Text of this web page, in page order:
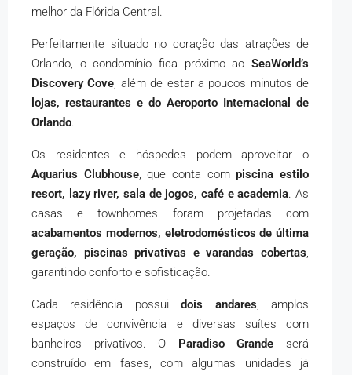
melhor da Flórida Central.
Perfeitamente situado no coração das atrações de
Orlando, o condomínio fica próximo ao SeaWorld’s
Discovery Cove, além de estar a poucos minutos de
lojas, restaurantes e do Aeroporto Internacional de
Orlando.
Os residentes e hóspedes podem aproveitar o
Aquarius Clubhouse, que conta compiscina estilo
resort, lazy river, sala de jogos, café e academia. As
casas e townhomes foram projetadas com
acabamentos modernos, eletrodomésticos de última
geração, piscinas privativas e varandas cobertas,
garantindo conforto e sofisticação.
Cada residência possuidois andares, amplos
espaços de convivência e diversas suítes com
banheiros privativos. O Paradiso Grande será
construído em fases, com algumas unidades já